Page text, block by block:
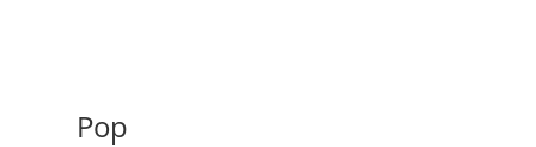
Pop